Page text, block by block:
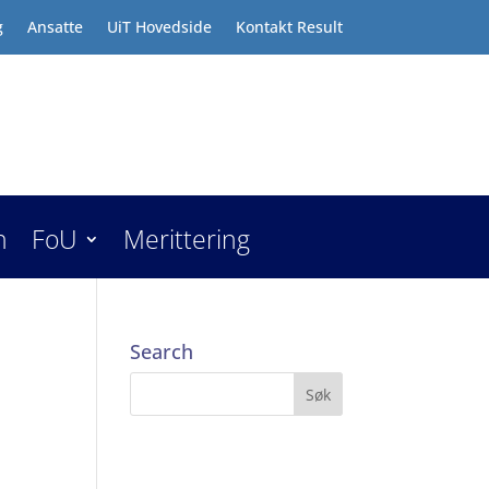
Ansatte UiT Hovedside Kontakt Result
FoU Merittering
Search